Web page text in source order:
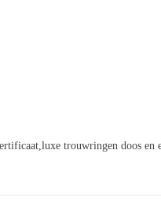
trouwringen doos en